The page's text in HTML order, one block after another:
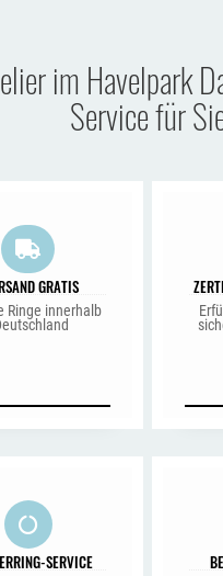
im Havelpark
Service für
GRATIS
Ringe innerhalb
SERVICE